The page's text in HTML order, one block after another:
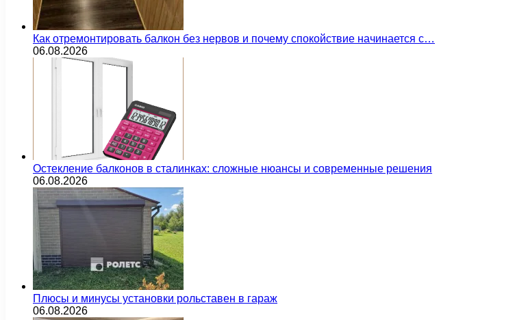
Как отремонтировать балкон без нервов и почему спокойствие начинается с…
06.08.2026
Остекление балконов в сталинках: сложные нюансы и современные решения
06.08.2026
Плюсы и минусы установки рольставен в гараж
06.08.2026